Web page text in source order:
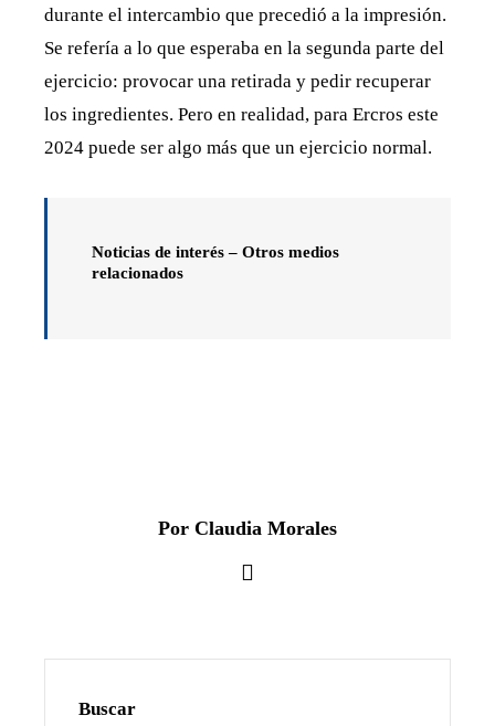
durante el intercambio que precedió a la impresión.
Se refería a lo que esperaba en la segunda parte del
ejercicio: provocar una retirada y pedir recuperar
los ingredientes. Pero en realidad, para Ercros este
2024 puede ser algo más que un ejercicio normal.
Noticias de interés – Otros medios
relacionados
Por Claudia Morales
Buscar